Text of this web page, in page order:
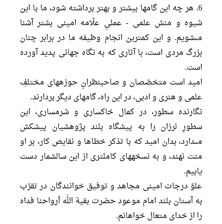
6. هر چه اين گام‏ها بيشتر و بهتر برداشته شود، ما با اين
شيوه و منش علمى - عملىِ علّامه امينى بشتر آشنا
مى‏شويم. و اين كمترين انجام وظيفه ما در برابر چنان
بزرگ مردى است، با آثارى كه به نگاه جهانى پديد آورده
است.
اميد است متخصّصان و صاحب‏نظرانِ حوزه‏هاى مختلفِ
علمى و هنرى و ادبى، در اين راه، گام‏هاى ديگر بردارند.
نگارنده سطور، در كمال خاكسارى و شرمسارى، اين
سطورِ لرزان را به پيشگاه بلند پژوهشيان پيشكش
مى‏دارد، بدان اميد كه با تذكر خطاها و نقايص كار، بر او
منت نهند، و به نسخه‏هاى كاملترى از اين سالشمار دست
يابيم.
علوّ درجات امينى مجاهد و توفيق خوانندگان در تقرّب
به آستان بلند امام موعود حضرت بقیة الله أرواحنا فداه
را از خداى متعال خواهانم.